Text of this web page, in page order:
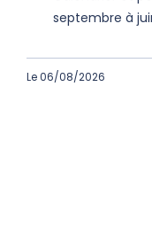
septembre à
Le 06/08/2026